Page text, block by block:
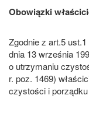
Obowiązki
Zgodnie z art.5
dnia 13 września
o utrzymaniu
r. poz. 1469)
czystości i